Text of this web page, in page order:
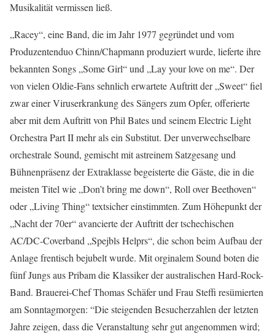
Musikalität vermissen ließ.
„Racey“, eine Band, die im Jahr 1977 gegründet und vom
Produzentenduo Chinn/Chapmann produziert wurde, lieferte ihre
bekannten Songs „Some Girl“ und „Lay your love on me“. Der
von vielen Oldie-Fans sehnlich erwartete Auftritt der „Sweet“ fiel
zwar einer Viruserkrankung des Sängers zum Opfer, offerierte
aber mit dem Auftritt von Phil Bates und seinem Electric Light
Orchestra Part II mehr als ein Substitut. Der unverwechselbare
orchestrale Sound, gemischt mit astreinem Satzgesang und
Bühnenpräsenz der Extraklasse begeisterte die Gäste, die in die
meisten Titel wie „Don’t bring me down“, Roll over Beethoven“
oder „Living Thing“ textsicher einstimmten. Zum Höhepunkt der
„Nacht der 70er“ avancierte der Auftritt der tschechischen
AC/DC-Coverband „Spejbls Helprs“, die schon beim Aufbau der
Anlage frentisch bejubelt wurde. Mit orginalem Sound boten die
fünf Jungs aus Pribam die Klassiker der australischen Hard-Rock-
Band. Brauerei-Chef Thomas Schäfer und Frau Steffi resümierten
am Sonntagmorgen: “Die steigenden Besucherzahlen der letzten
Jahre zeigen, dass die Veranstaltung sehr gut angenommen wird;